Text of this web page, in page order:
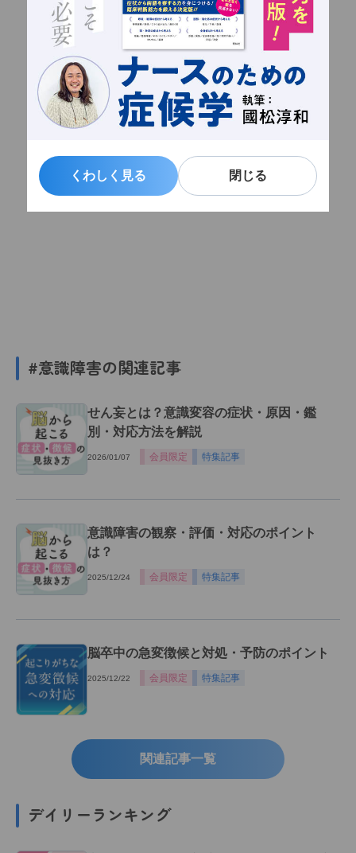
くわしく見る 閉じる
くわしく見る 閉じる
#意識障害の関連記事
せん妄とは？意識変容の症状・原因・鑑
別・対応方法を解説
2026/01/07 会員限定 特集記事
意識障害の観察・評価・対応のポイント
は？
2025/12/24 会員限定 特集記事
脳卒中の急変徴候と対処・予防のポイント
2025/12/22 会員限定 特集記事
関連記事一覧
デイリーランキング